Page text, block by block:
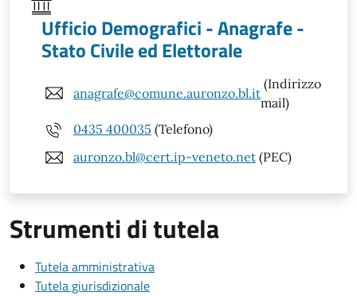
Ufficio Demografici - Anagrafe -
Stato Civile ed Elettorale
anagrafe@comune.auronzo.bl.it
(Indirizzo
mail)
0435 400035 (Telefono)
auronzo.bl@cert.ip-veneto.net (PEC)
Strumenti di tutela
Tutela amministrativa
Tutela giurisdizionale